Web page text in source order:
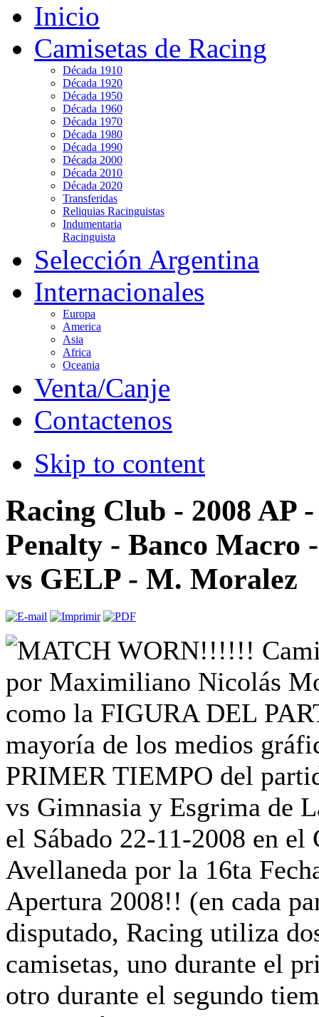
Inicio
Camisetas de Racing
Década 1910
Década 1920
Década 1950
Década 1960
Década 1970
Década 1980
Década 1990
Década 2000
Década 2010
Década 2020
Transferidas
Reliquias Racinguistas
Indumentaria
Racinguista
Selección Argentina
Internacionales
Europa
America
Asia
Africa
Oceania
Venta/Canje
Contactenos
Skip to content
Racing Club - 2008 AP
Penalty - Banco Macro
vs GELP - M. Moralez